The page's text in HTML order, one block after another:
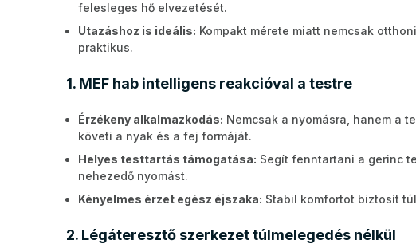
felesleges hő elvezetését.
Utazáshoz is ideális: Kompakt mérete miatt nemcsak
praktikus.
1. MEF hab intelligens reakcióval a testre
Érzékeny alkalmazkodás: Nemcsak a nyomásra, hanem a
követi a nyak és a fej formáját.
Helyes testtartás támogatása: Segít fenntartani a gerinc
nehezedő nyomást.
Kényelmes érzet egész éjszaka: Stabil komfortot biztosít
2. Légáteresztő szerkezet túlmelegedés nélkül